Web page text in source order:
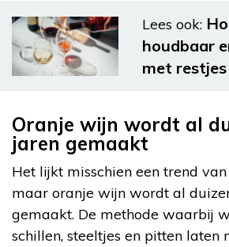
Lees ook:
houdbaar
met restjes
Oranje wijn wordt al
jaren gemaakt
Het lijkt misschien een trend
maar oranje wijn wordt al
gemaakt. De methode waarbij
schillen, steeltjes en pitten laten